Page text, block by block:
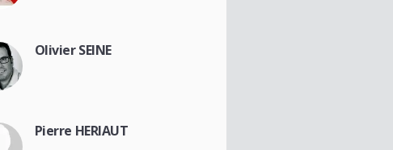
Olivier SEINE
Pierre HERIAUT